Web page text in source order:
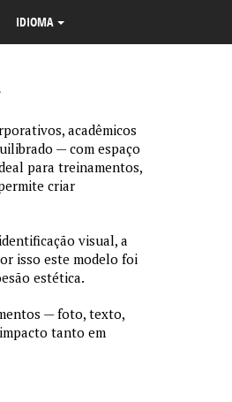
IDIOMA
acadêmicos
— com espaço
para treinamentos,
criar
visual, a
isso este modelo foi
estética.
— foto, texto,
tanto em